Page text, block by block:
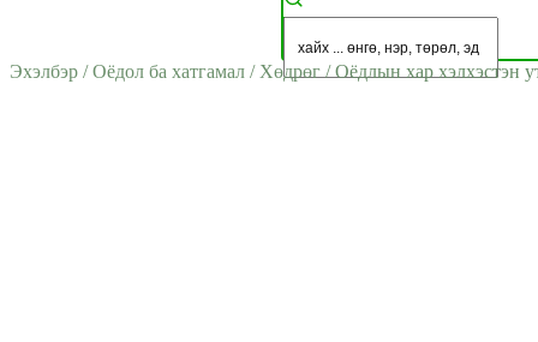
Эхэлбэр /Оёдол ба хатгамал / Хөдрөг /Оёдлын хар хэлхэстэн